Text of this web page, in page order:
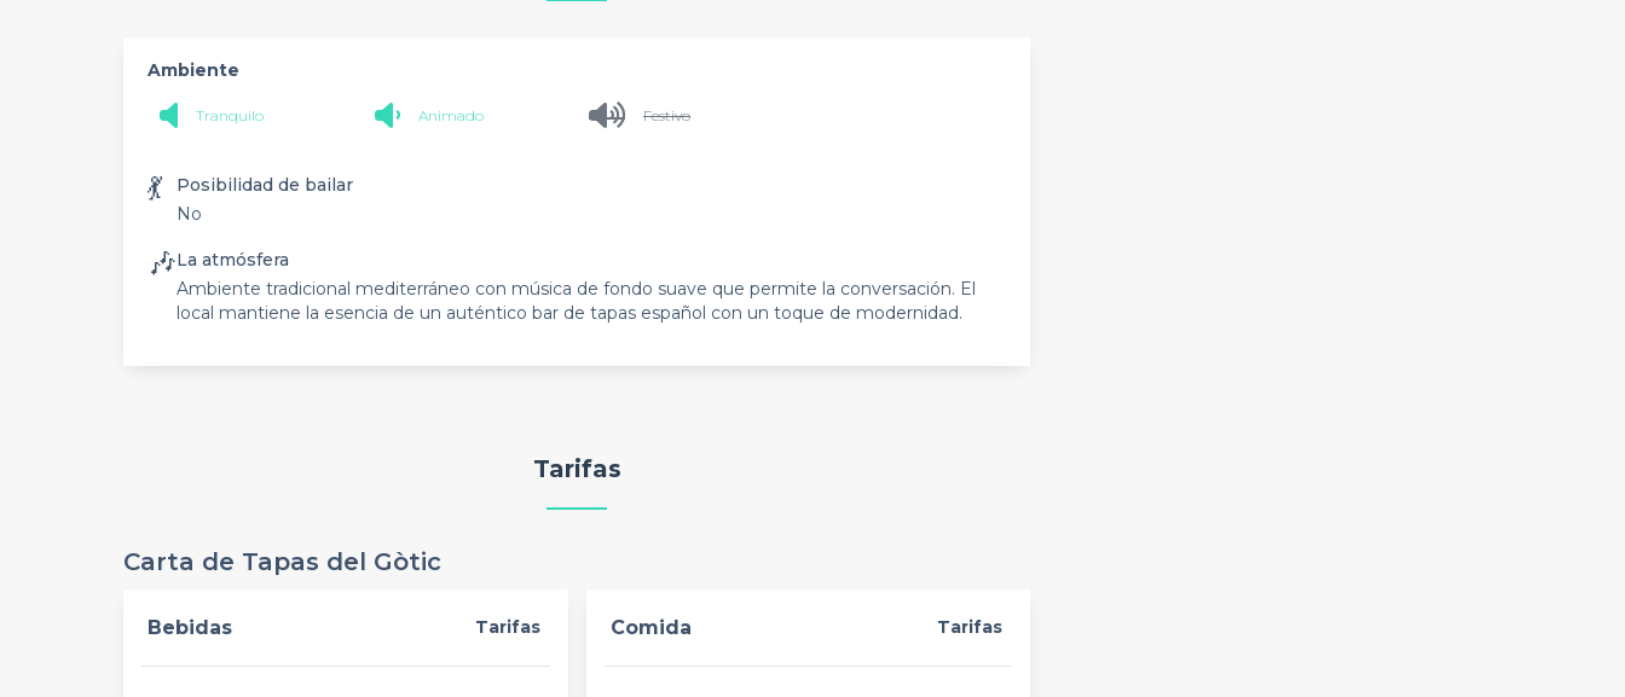
Ambiente
Tranquilo Animado Festivo
💃
Posibilidad de bailar
No
🎶La atmósfera
Ambiente tradicional mediterráneo con música de fondo suave que permite la conversación. El
local mantiene la esencia de un auténtico bar de tapas español con un toque de modernidad.
Tarifas
Carta de Tapas del Gòtic
Bebidas Tarifas Comida Tarifas